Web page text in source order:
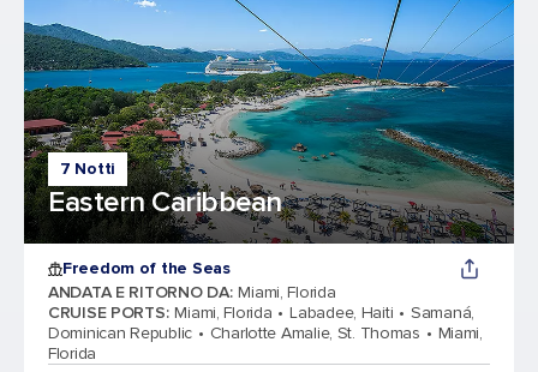
7 Notti
Eastern Caribbean
Freedom of the Seas
ANDATA E RITORNO DA: Miami, Florida
CRUISE PORTS: Miami, Florida Labadee, Haiti
Samaná,
Dominican Republic
Charlotte Amalie, St. Thomas
Miami,
Florida